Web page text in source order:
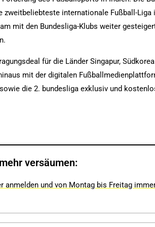
zweitbeliebteste internationale Fußball-Liga
mit den Bundesliga-Klubs weiter
für die Länder Singapur,
mit der digitalen
die 2. bundesliga exklusiv und
versäumen:
anmelden und von Montag bis Freitag